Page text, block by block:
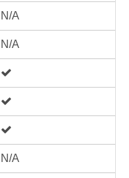
N/A
N/A
N/A